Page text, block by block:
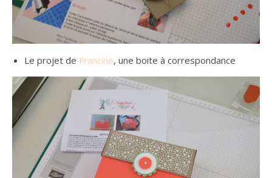
Le projet de Francine, une boite à correspondance